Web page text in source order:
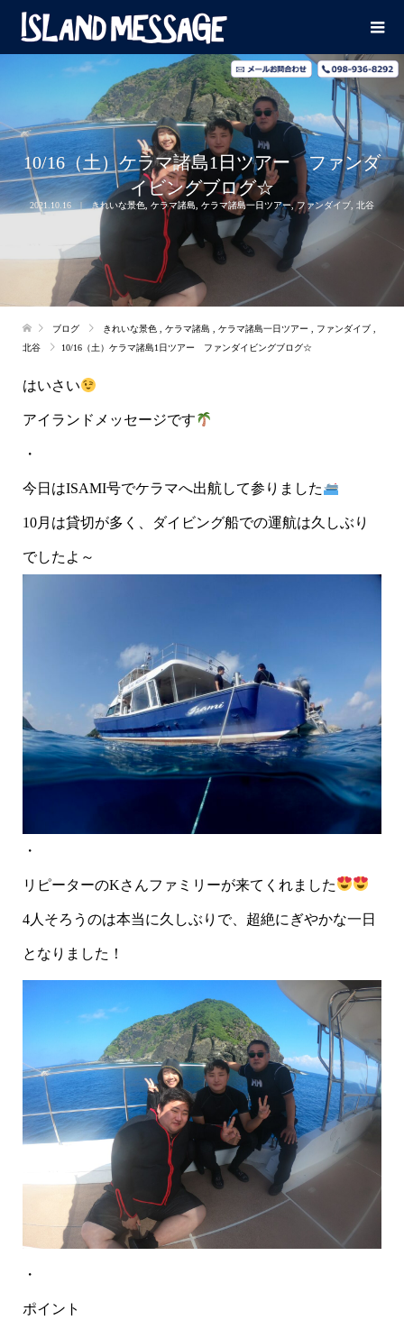
10/16（土）ケラマ諸島1日ツアー ファンダ
イビングブログ☆
2021.10.16 きれいな景色 ケラマ諸島 ケラマ諸島一日ツアー,ファンダイブ 北谷
ブログ きれいな景色 ケラマ諸島 ケラマ諸島一日ツアー ファンダイブ
北谷
10/16（土）ケラマ諸島1日ツアー ファンダイビングブログ☆
はいさい
アイランドメッセージです
・
今日はISAMI号でケラマへ出航して参りました
10月は貸切が多く、ダイビング船での運航は久しぶり
でしたよ～
・
リピーターのKさんファミリーが来てくれました
4人そろうのは本当に久しぶりで、超絶にぎやかな一日
となりました！
・
ポイント